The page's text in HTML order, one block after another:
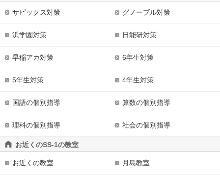
サピックス対策 グノーブル対策
浜学園対策 日能研対策
早稲アカ対策 6年生対策
5年生対策 4年生対策
国語の個別指導 算数の個別指導
理科の個別指導 社会の個別指導
お近くのSS-1の教室
お近くの教室 月島教室